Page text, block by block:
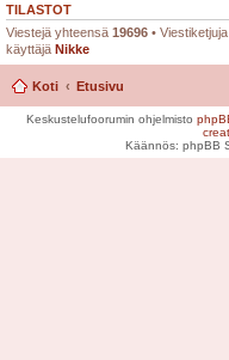
TILASTOT
Viestejä yhteensä 19696 •
käyttäjä Nikke
Koti Etusivu
Keskustelufoorumin ohjelmisto
Käännös: phpBB